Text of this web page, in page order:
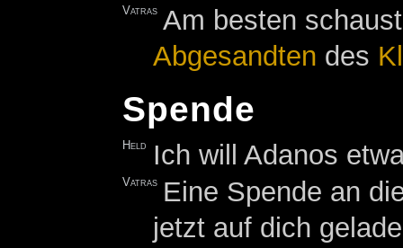
Vatras Am besten
Abgesandten des
Spende
Held Ich will Adanos
Vatras Eine Spende an
jetzt auf dich